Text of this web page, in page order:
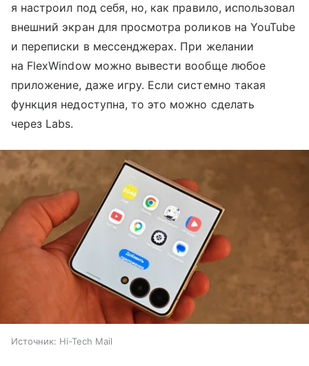
я настроил под себя, но, как правило, использовал
внешний экран для просмотра роликов на YouTube
и переписки в мессенджерах. При желании
на FlexWindow можно вывести вообще любое
приложение, даже игру. Если системно такая
функция недоступна, то это можно сделать
через Labs.
Источник: Hi-Tech Mail